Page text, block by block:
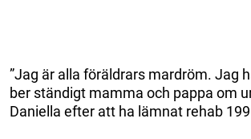
”Jag är alla föräldrars mardröm. Jag
ber ständigt mamma och pappa om
Daniella efter att ha lämnat rehab